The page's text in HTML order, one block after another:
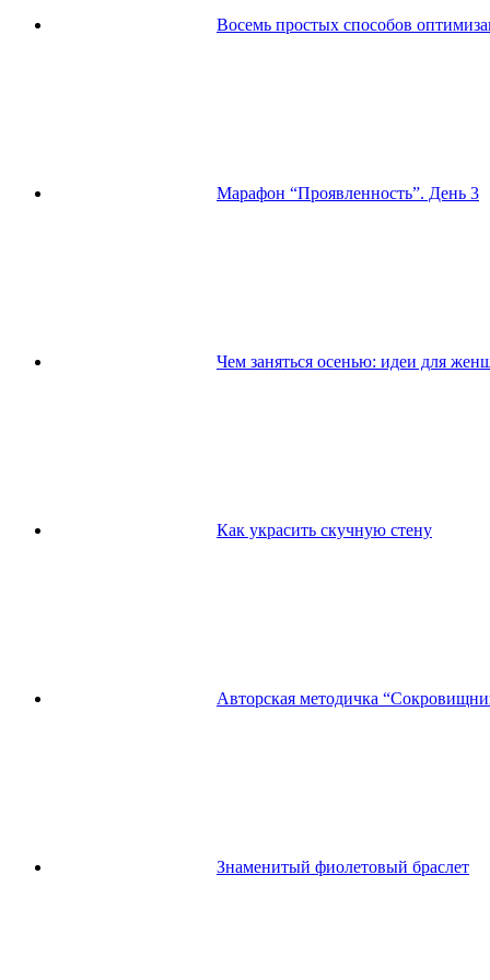
Восемь простых способов
Марафон “Проявленность”. День 3
Чем заняться осенью: идеи для
Как украсить скучную стену
Авторская методичка
Знаменитый фиолетовый браслет